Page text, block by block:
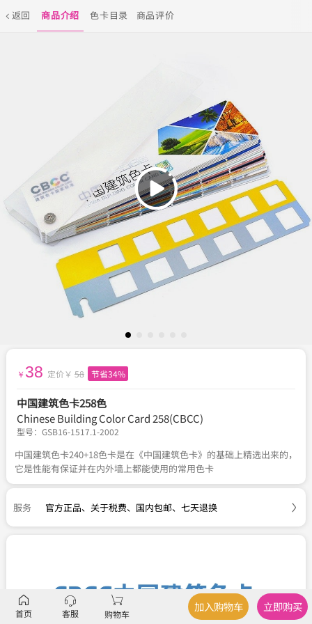
返回 商品介绍 色卡目录 商品评价
￥ 38 定价￥ 58 节省34%
中国建筑色卡258色
Chinese Building Color Card 258(CBCC)
型号： GSB16-1517.1-2002
中国建筑色卡240+18色卡是在《中国建筑色卡》的基础上精选出来的，
它是性能有保证并在内外墙上都能使用的常用色卡
服务 官方正品、 关于税费、 国内包邮、 七天退换
首页 客服 购物车
加入购物车 立即购买